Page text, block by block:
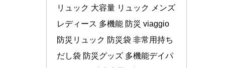
リュック 大容量 リュック メンズ
レディース 多機能 防災 viaggio
防災リュック 防災袋 非常用持ち
だし袋 防災グッズ 多機能デイパ